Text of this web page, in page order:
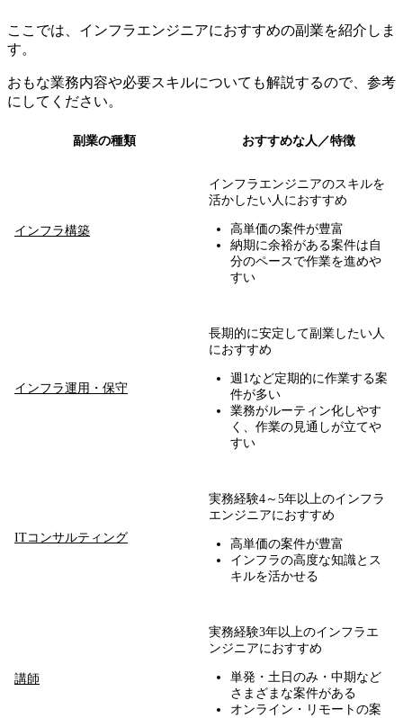
ここでは、インフラエンジニアにおすすめの副業を紹介しま
す。
おもな業務内容や必要スキルについても解説するので、参考
にしてください。
副業の種類 おすすめな人／特徴
インフラ構築
インフラエンジニアのスキルを
活かしたい人におすすめ
高単価の案件が豊富
納期に余裕がある案件は自
分のペースで作業を進めや
すい
インフラ運用・保守
長期的に安定して副業したい人
におすすめ
週1など定期的に作業する案
件が多い
業務がルーティン化しやす
く、作業の見通しが立てや
すい
ITコンサルティング
実務経験4～5年以上のインフラ
エンジニアにおすすめ
高単価の案件が豊富
インフラの高度な知識とス
キルを活かせる
講師
実務経験3年以上のインフラエ
ンジニアにおすすめ
単発・土日のみ・中期など
さまざまな案件がある
オンライン・リモートの案